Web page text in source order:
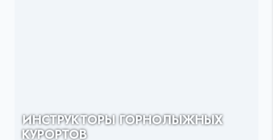
ИНСТРУКТОРЫ ГОРНОЛЫЖНЫХ
КУРОРТОВ